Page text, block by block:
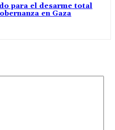
para el desarme total
en Gaza